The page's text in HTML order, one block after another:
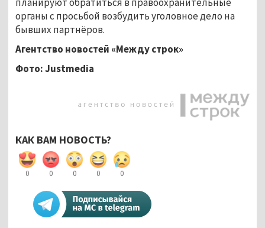
органы с просьбой возбудить уголовное дело на
бывших партнёров.
Агентство новостей «Между строк»
Фото:Justmedia
КАК ВАМ НОВОСТЬ?
0 0 0 0 0